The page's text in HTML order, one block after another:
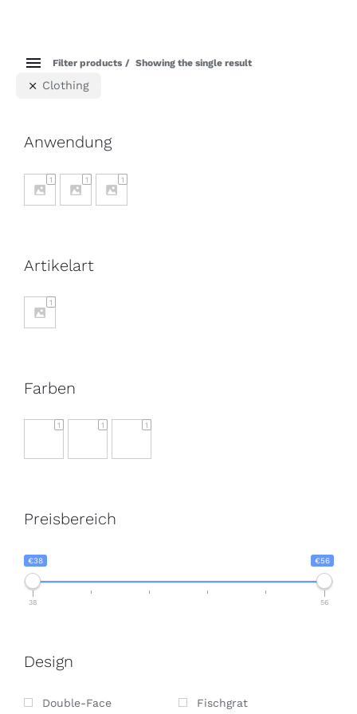
Filter products Showing the single result
Clothing
Anwendung
1 1 1
Artikelart
1
Farben
1 1 1
Preisbereich
€38 €56
38 56
Design
Double-Face Fischgrat